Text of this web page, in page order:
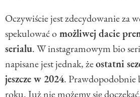
Oczywiście jest zdecydowanie za
spekulować omożliwej dacie
serialu. W instagramowym bio
napisane jest jednak, żeostatni
jeszcze w 2024. Prawdopodobnie
roku. Już nie możemy się